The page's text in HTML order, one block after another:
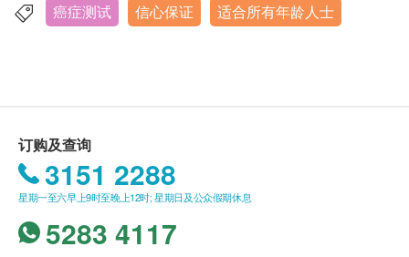
体质指标
椰菜花
肛门癌
口咽癌
报告
有效期
报告
进行健康检查后，一般情况下，需大概5至12个工作
天跟进检查报告， 工作天不包括星期六、日及公众假
期。轮侯报告讲解时间会因应不同情况(如个别化验项
目所需时间或客人指明特定时段)而有所延长。
香港九龙尖沙咀弥敦道132号美丽华广场一期19楼1917室
癌症测试 信心保证 适合所有年龄人士
订购及查询
3151 2288
星期一至六早上9时至晚上12时; 星期日及公众假期休息
5283 4117